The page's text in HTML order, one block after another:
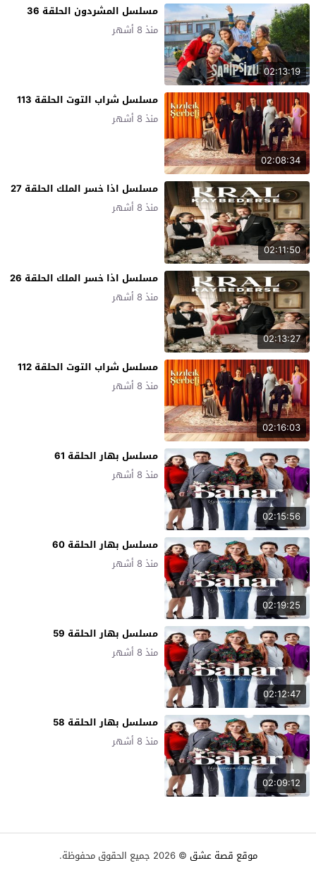
02:13:19
مسلسل المشردون الحلقة 36
منذ 8 أشهر
02:08:34
مسلسل شراب التوت الحلقة 113
منذ 8 أشهر
02:11:50
مسلسل اذا خسر الملك الحلقة 27
منذ 8 أشهر
02:13:27
مسلسل اذا خسر الملك الحلقة 26
منذ 8 أشهر
02:16:03
مسلسل شراب التوت الحلقة 112
منذ 8 أشهر
02:15:56
مسلسل بهار الحلقة 61
منذ 8 أشهر
02:19:25
مسلسل بهار الحلقة 60
منذ 8 أشهر
02:12:47
مسلسل بهار الحلقة 59
منذ 8 أشهر
02:09:12
مسلسل بهار الحلقة 58
منذ 8 أشهر
موقع قصة عشق © 2026 جميع الحقوق محفوظة.